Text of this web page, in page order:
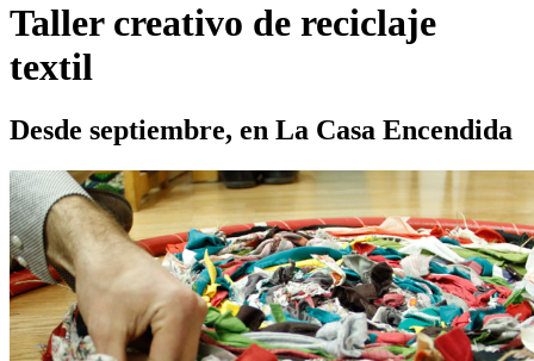
Taller creativo de reciclaje
textil
Desde septiembre, en La Casa Encendida